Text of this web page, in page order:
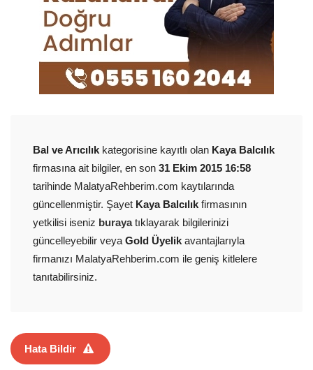
Bal ve Arıcılık kategorisine kayıtlı olan Kaya Balcılık
firmasına ait bilgiler, en son 31 Ekim 2015 16:58
tarihinde MalatyaRehberim.com kaytılarında
güncellenmiştir. Şayet Kaya Balcılık firmasının
yetkilisi iseniz burayatıklayarak bilgilerinizi
güncelleyebilir veya Gold Üyelik avantajlarıyla
firmanızı MalatyaRehberim.com ile geniş kitlelere
tanıtabilirsiniz.
Hata Bildir